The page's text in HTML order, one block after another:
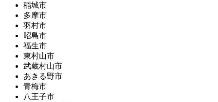
稲城市
多摩市
羽村市
昭島市
福生市
東村山市
武蔵村山市
あきる野市
青梅市
八王子市